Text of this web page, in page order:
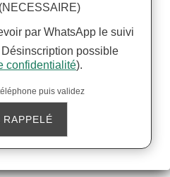
par WhatsApp le suivi
possible
confidentialité).
puis validez